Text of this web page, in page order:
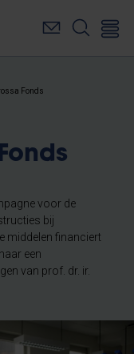
Fonds
voor de
bij
middelen financiert
een
van prof. dr. ir.